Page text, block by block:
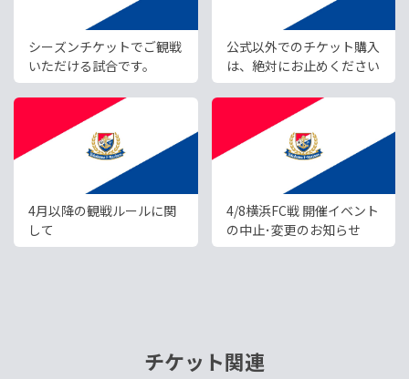
シーズンチケットでご観戦
いただける試合です。
公式以外でのチケット購入
は、絶対にお止めください
4月以降の観戦ルールに関
して
4/8横浜FC戦 開催イベント
の中止･変更のお知らせ
チケット関連